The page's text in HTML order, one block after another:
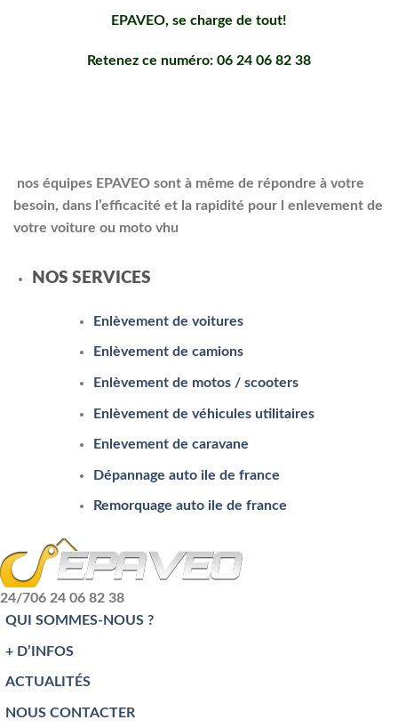
EPAVEO, se charge de tout!
Retenez ce numéro: 06 24 06 82 38
nos équipes EPAVEO sont à même de répondre à votre
besoin, dans l’efficacité et la rapidité pour l enlevement de
votre voiture ou moto vhu
NOS SERVICES
Enlèvement de voitures
Enlèvement de camions
Enlèvement de motos / scooters
Enlèvement de véhicules utilitaires
Enlevement de caravane
Dépannage auto ile de france
Remorquage auto ile de france
24/706 24 06 82 38
QUI SOMMES-NOUS ?
+ D’INFOS
ACTUALITÉS
NOUS CONTACTER